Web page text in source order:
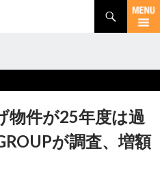
物件が25年度は過
が調査、増額